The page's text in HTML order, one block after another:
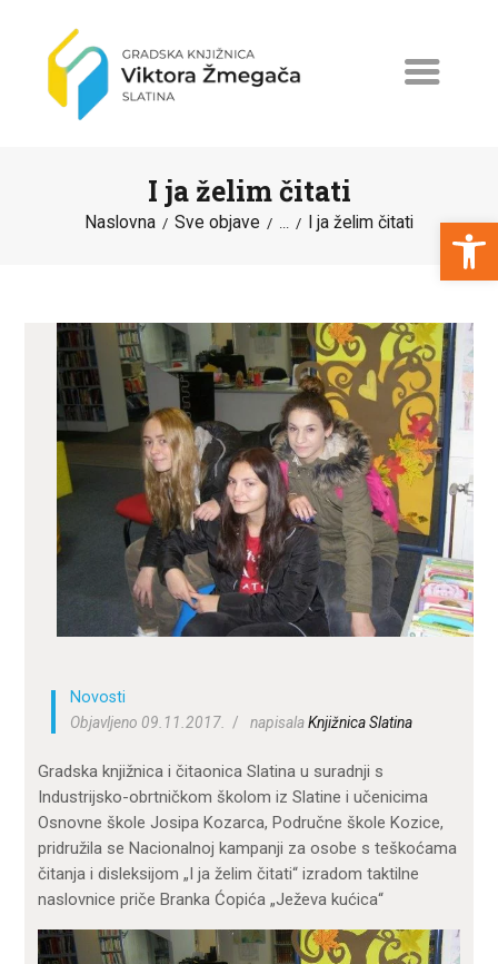
Open toolbar
I ja želim čitati
Naslovna Sve objave ... I ja želim čitati
NOVOSTI
ERASMUS+
PROGRAMI I PROJEKTI
KATALOG
O KNJIŽNICI
ZA KORISNIKE
ODJELI
DOKUMENTI
Novosti
Objavljeno 09.11.2017.
napisalaKnjižnica Slatina
Gradska knjižnica i čitaonica Slatina u suradnji s
Industrijsko-obrtničkom školom iz Slatine i učenicima
Osnovne škole Josipa Kozarca, Područne škole Kozice,
pridružila se Nacionalnoj kampanji za osobe s teškoćama
čitanja i disleksijom „I ja želim čitati“ izradom taktilne
naslovnice priče Branka Ćopića „Ježeva kućica“